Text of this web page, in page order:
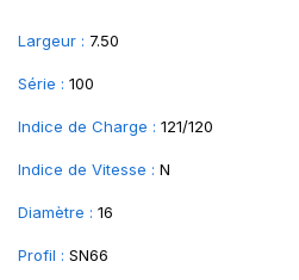
Largeur : 7.50
Série : 100
Indice de Charge : 121/120
Indice de Vitesse : N
Diamètre : 16
Profil : SN66